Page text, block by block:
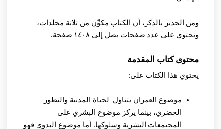
ومن الجدير بالذكر، أن الكتاب مكوِّن من ثلاثة مجلدات،
ويحتوي على عدد صفحات يصل إلى ١٤٠٨ صفحة.
محتوى كتاب المقدمة
يحتوي هذا الكتاب على:
موضوع العمران يتناول الحياة المدنية والتطور
الحضري، بينما يركز موضوع البشري على
المجتمعات البشرية وسلوكها. أما موضوع البدوي فهو